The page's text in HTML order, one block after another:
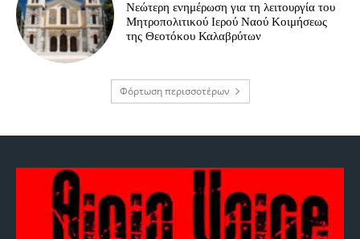
Νεώτερη ενημέρωση για τη λειτουργία του
Μητροπολιτικού Ιερού Ναού Κοιμήσεως
της Θεοτόκου Καλαβρύτων
Φόρτωση περισσοτέρων